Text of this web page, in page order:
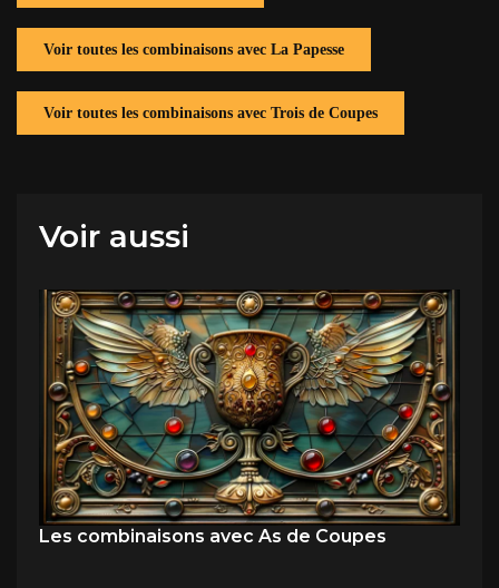
Voir toutes les combinaisons avec La Papesse
Voir toutes les combinaisons avec Trois de Coupes
Voir aussi
Les combinaisons avec As de Coupes